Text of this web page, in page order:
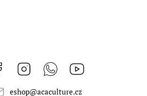
Facebook Instagram Whatsapp
eshop@acaculture.cz